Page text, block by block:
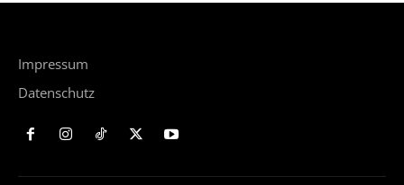
Impressum
Datenschutz